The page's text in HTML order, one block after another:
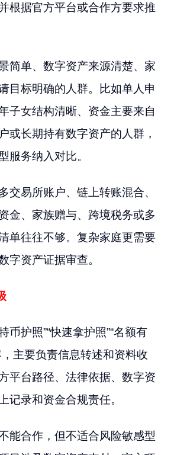
根据官方平台或合作方要求推
简单、数字资产来源清楚、家
目标明确的人群。比如单人申
子女结构清晰、资金主要来自
或长期持有数字资产的人群，
服务纳入对比。
交易所账户、链上转账混合、
金、家族赠与、跨境税务或多
单往往不够。复杂家庭更需要
字资产证据审查。
币护照”“快速拿护照”“名额有
主要负责信息转述和资料收
平台路径、法律依据、数字资
记录和资金合规责任。
能合作，但不适合风险敏感型